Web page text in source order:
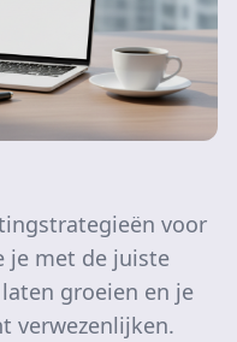
voor
je met de juiste
groeien en je
verwezenlijken.